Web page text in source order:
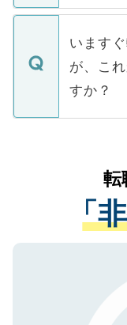
関を公に
に、医療
みを人材
ています。
定を承諾
の辞退の
個人情報
で、ご安
などで収
ご本人の
支援を目
ているす
は、個人
管理基準
る、プラ
で、機密
います
が、こ
すか？
かがいし
経験をま
させてい
ない方に
ので、ま
転
「